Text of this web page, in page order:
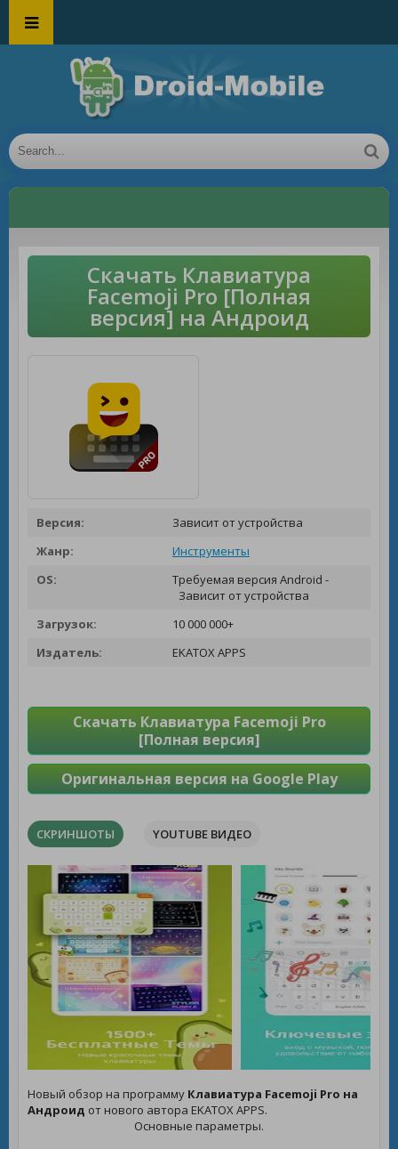
Скачать Клавиатура
Facemoji Pro [Полная
версия] на Андроид
Версия:
Зависит от устройства
Жанр:
Инструменты
OS:
Требуемая версия Android -
Зависит от устройства
Загрузок:
10 000 000+
Издатель:
EKATOX APPS
Скачать Клавиатура Facemoji Pro
[Полная версия]
Оригинальная версия на Google Play
СКРИНШОТЫ YOUTUBE ВИДЕО
Новый обзор на программу Клавиатура Facemoji Pro на
Андроид от нового автора EKATOX APPS.
Основные параметры.